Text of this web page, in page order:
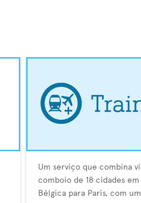
Um serviço que combina
comboio de 18 cidades
Bélgica para Paris, com